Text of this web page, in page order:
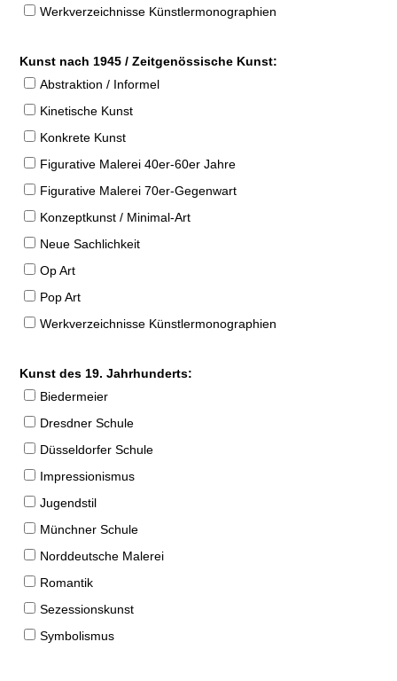
Werkverzeichnisse Künstlermonographien
Kunst nach 1945 / Zeitgenössische Kunst:
Abstraktion / Informel
Kinetische Kunst
Konkrete Kunst
Figurative Malerei 40er-60er Jahre
Figurative Malerei 70er-Gegenwart
Konzeptkunst / Minimal-Art
Neue Sachlichkeit
Op Art
Pop Art
Werkverzeichnisse Künstlermonographien
Kunst des 19. Jahrhunderts:
Biedermeier
Dresdner Schule
Düsseldorfer Schule
Impressionismus
Jugendstil
Münchner Schule
Norddeutsche Malerei
Romantik
Sezessionskunst
Symbolismus